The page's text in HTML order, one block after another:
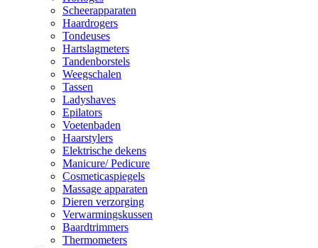
Scheerapparaten
Haardrogers
Tondeuses
Hartslagmeters
Tandenborstels
Weegschalen
Tassen
Ladyshaves
Epilators
Voetenbaden
Haarstylers
Elektrische dekens
Manicure/ Pedicure
Cosmeticaspiegels
Massage apparaten
Dieren verzorging
Verwarmingskussen
Baardtrimmers
Thermometers